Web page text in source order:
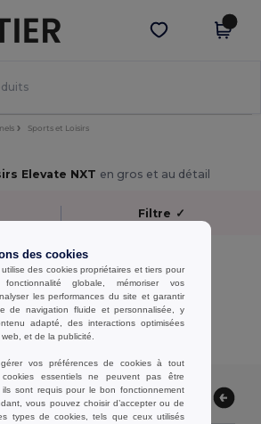
l’app !
Obtenir l'appli
Sports et Loisirs
Elevate NXT en gros et au détail
Filtre ✓
Aucun résultat.
Aucun résultat.
De Tous Les Produits.
des cookies
des cookies propriétaires et tiers pour
globale, mémoriser vos
les performances du site et garantir
de navigation fluide et personnalisée, y
adapté, des interactions optimisées
et de la publicité.
vos préférences de cookies à tout
essentiels ne peuvent pas être
ils sont requis pour le bon fonctionnement
vous pouvez choisir d’accepter ou de
types de cookies, tels que ceux utilisés